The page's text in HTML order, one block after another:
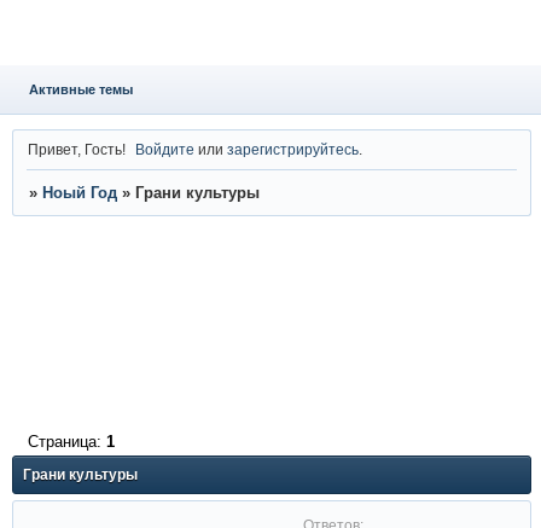
Активные темы
Привет, Гость! Войдите илизарегистрируйтесь
» Ноый Год » Грани культуры
Грани культуры
Страница: 1